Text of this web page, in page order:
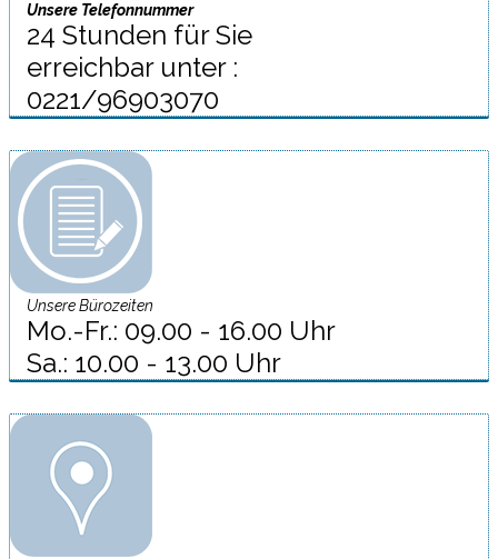
Unsere Telefonnummer
24 Stunden für Sie
erreichbar unter :
0221/96903070
Unsere Bürozeiten
Mo.-Fr.: 09.00 - 16.00 Uhr
Sa.: 10.00 - 13.00 Uhr